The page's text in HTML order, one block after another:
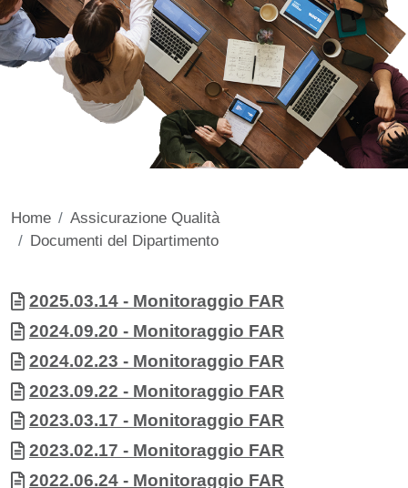
Home
Assicurazione Qualità
Documenti del Dipartimento
Contenuto
Allegati
Documento
2025.03.14 - Monitoraggio FAR
Documento
2024.09.20 - Monitoraggio FAR
Documento
2024.02.23 - Monitoraggio FAR
Documento
2023.09.22 - Monitoraggio FAR
Documento
2023.03.17 - Monitoraggio FAR
Documento
2023.02.17 - Monitoraggio FAR
Documento
2022.06.24 - Monitoraggio FAR